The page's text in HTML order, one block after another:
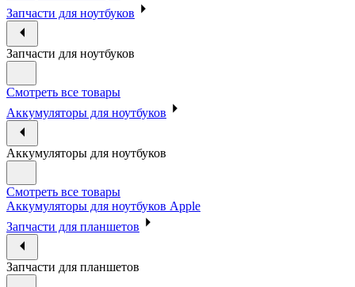
Запчасти для ноутбуков
Запчасти для ноутбуков
Смотреть все товары
Аккумуляторы для ноутбуков
Аккумуляторы для ноутбуков
Смотреть все товары
Аккумуляторы для ноутбуков Apple
Запчасти для планшетов
Запчасти для планшетов